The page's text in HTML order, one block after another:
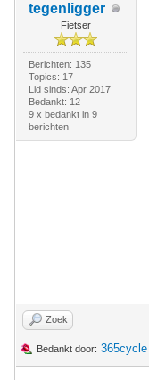
tegenligger
Fietser
Berichten: 135
Topics: 17
Lid sinds: Apr 2017
Bedankt: 12
9 x bedankt in 9
berichten
Zoek
Bedankt door: 365cycle